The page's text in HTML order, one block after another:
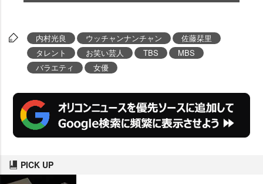
内村光良 ウッチャンナンチャン
佐藤栞里
タレント
お笑い芸人 TBS
MBS
バラエティ
女優
PICK UP